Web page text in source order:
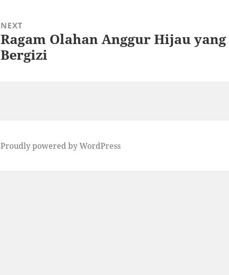
NEXT
Next
post:
Ragam Olahan Anggur Hijau
Bergizi
Proudly powered by WordPress